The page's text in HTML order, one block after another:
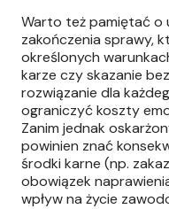
Warto też pamiętać
zakończenia sprawy,
określonych
karze czy skazanie
rozwiązanie dla
ograniczyć koszty
Zanim jednak
powinien znać
środki karne (np.
obowiązek
wpływ na życie